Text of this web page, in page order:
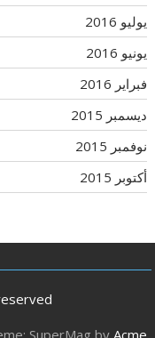
يوليو 2016
يونيو 2016
فبراير 2016
ديسمبر 2015
نوفمبر 2015
أكتوبر 2015